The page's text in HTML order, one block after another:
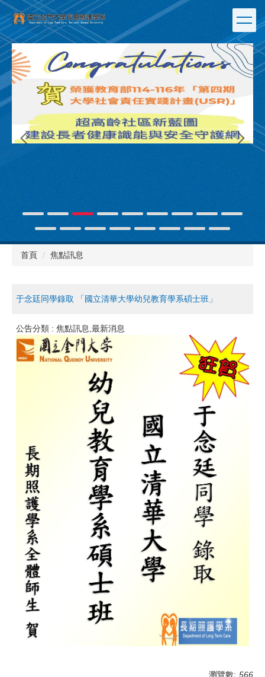
跳
到
主
要
內
容
區
首頁 焦點訊息
于念廷同學錄取 「國立清華大學幼兒教育學系碩士班」
公告分類 : 焦點訊息,最新消息
瀏覽數: 566